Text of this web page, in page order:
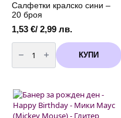
Салфетки кралско сини –
20 броя
1,53 €/ 2,99 лв.
количество
за
Салфетки
кралско
20
броя
КУПИ